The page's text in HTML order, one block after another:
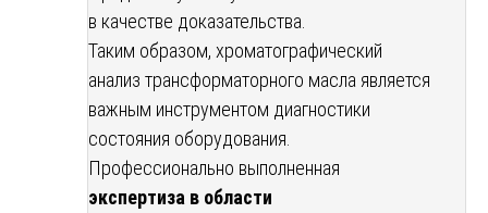
в качестве доказательства.
Таким образом, хроматографический
анализ трансформаторного масла является
важным инструментом диагностики
состояния оборудования.
Профессионально выполненная
экспертиза в области